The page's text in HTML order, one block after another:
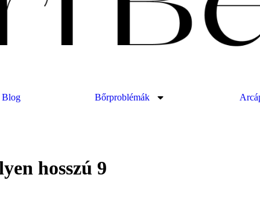
Blog Bőrproblémák
hosszú 9